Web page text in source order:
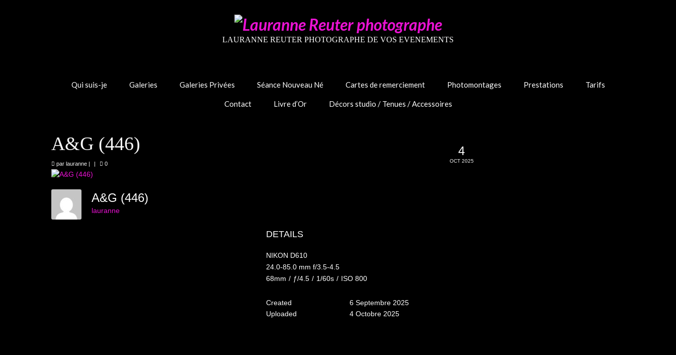
LAURANNE REUTER PHOTOGRAPHE DE VOS EVENEMENTS
Qui suis-je Galeries Galeries Privées Séance Nouveau Né Cartes de remerciement Photomontages Prestations Tarifs
Contact Livre d’Or Décors studio / Tenues / Accessoires
4
OCT 2025
A&G (446)
par lauranne | | 0
A&G (446)
lauranne
DETAILS
NIKON D610
24.0-85.0 mm f/3.5-4.5
68mm / ƒ/4.5 / 1/60s / ISO 800
Created
6 Septembre 2025
Uploaded
4 Octobre 2025